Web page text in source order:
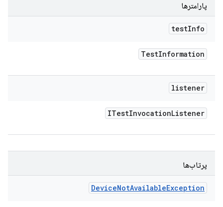
پارامترها
testInfo
TestInformation
listener
ITestInvocationListener
پرتاب‌ها
DeviceNotAvailableException